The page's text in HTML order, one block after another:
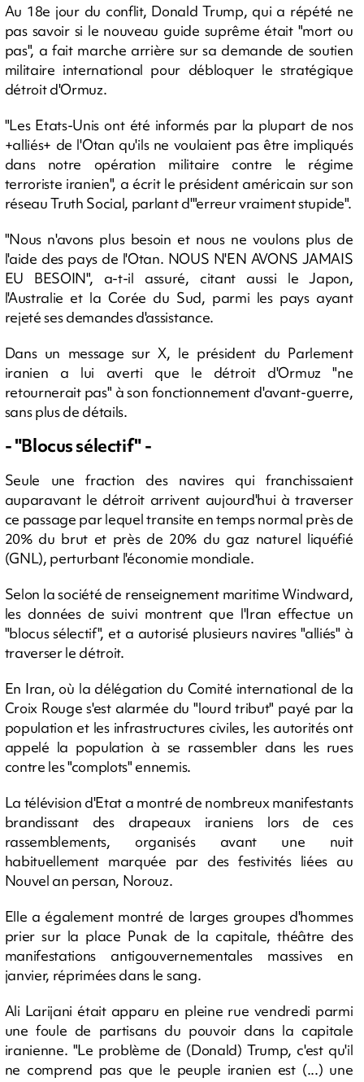
Au 18e jour du conflit, Donald Trump, qui a répété ne
pas savoir si le nouveau guide suprême était "mort ou
pas", a fait marche arrière sur sa demande de soutien
militaire international pour débloquer le stratégique
détroit d'Ormuz.
"Les Etats-Unis ont été informés par la plupart de nos
+alliés+ de l'Otan qu'ils ne voulaient pas être impliqués
dans notre opération militaire contre le régime
terroriste iranien", a écrit le président américain sur son
réseau Truth Social, parlant d'"erreur vraiment stupide".
"Nous n'avons plus besoin et nous ne voulons plus de
l'aide des pays de l'Otan. NOUS N'EN AVONS JAMAIS
EU BESOIN", a-t-il assuré, citant aussi le Japon,
l'Australie et la Corée du Sud, parmi les pays ayant
rejeté ses demandes d'assistance.
Dans un message sur X, le président du Parlement
iranien a lui averti que le détroit d'Ormuz "ne
retournerait pas" à son fonctionnement d'avant-guerre,
sans plus de détails.
- "Blocus sélectif" -
Seule une fraction des navires qui franchissaient
auparavant le détroit arrivent aujourd'hui à traverser
ce passage par lequel transite en temps normal près de
20% du brut et près de 20% du gaz naturel liquéfié
(GNL), perturbant l'économie mondiale.
Selon la société de renseignement maritime Windward,
les données de suivi montrent que l'Iran effectue un
"blocus sélectif", et a autorisé plusieurs navires "alliés" à
traverser le détroit.
En Iran, où la délégation du Comité international de la
Croix Rouge s'est alarmée du "lourd tribut" payé par la
population et les infrastructures civiles, les autorités ont
appelé la population à se rassembler dans les rues
contre les "complots" ennemis.
La télévision d'Etat a montré de nombreux manifestants
brandissant des drapeaux iraniens lors de ces
rassemblements, organisés avant une nuit
habituellement marquée par des festivités liées au
Nouvel an persan, Norouz.
Elle a également montré de larges groupes d'hommes
prier sur la place Punak de la capitale, théâtre des
manifestations antigouvernementales massives en
janvier, réprimées dans le sang.
Ali Larijani était apparu en pleine rue vendredi parmi
une foule de partisans du pouvoir dans la capitale
iranienne. "Le problème de (Donald) Trump, c'est qu'il
ne comprend pas que le peuple iranien est (...) une